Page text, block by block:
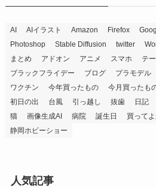
AI AIイラスト Amazon Firefox
Photoshop
Stable Diffusion twitter
まとめ
アドオン アニメ スマホ テ
ブラックフライデー
ブログ プラモデル
ワクチン
今年買ったもの 今月買ったも
初日の出
台風 引っ越し 抜歯 日記
猫
画像生成AI 病院 誕生日 買って
静岡ホビーショー
人気記事